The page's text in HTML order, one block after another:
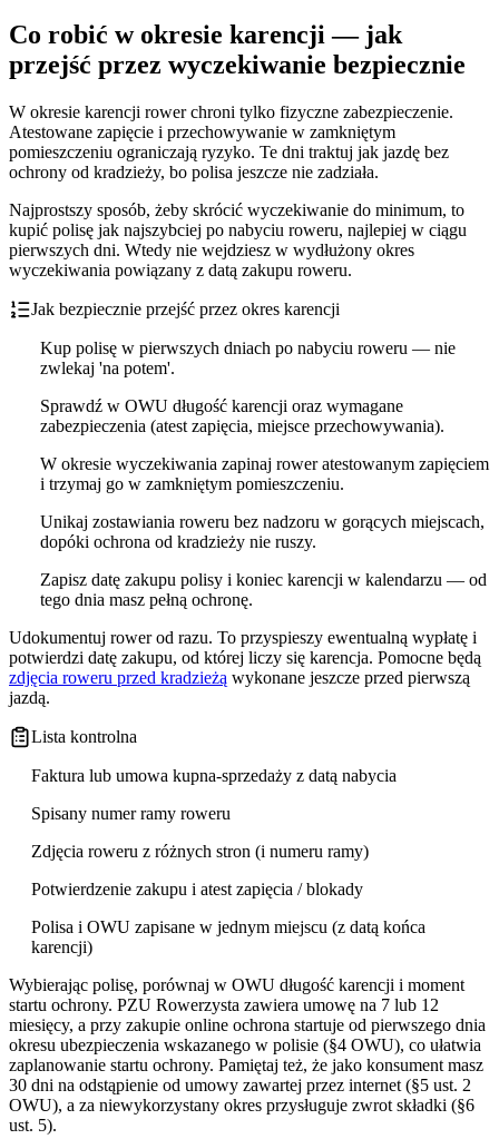
Co robić w okresie karencji — jak
przejść przez wyczekiwanie bezpiecznie
W okresie karencji rower chroni tylko fizyczne zabezpieczenie.
Atestowane zapięcie i przechowywanie w zamkniętym
pomieszczeniu ograniczają ryzyko. Te dni traktuj jak jazdę bez
ochrony od kradzieży, bo polisa jeszcze nie zadziała.
Najprostszy sposób, żeby skrócić wyczekiwanie do minimum, to
kupić polisę jak najszybciej po nabyciu roweru, najlepiej w ciągu
pierwszych dni. Wtedy nie wejdziesz w wydłużony okres
wyczekiwania powiązany z datą zakupu roweru.
Jak bezpiecznie przejść przez okres karencji
Kup polisę w pierwszych dniach po nabyciu roweru — nie
zwlekaj 'na potem'.
Sprawdź w OWU długość karencji oraz wymagane
zabezpieczenia (atest zapięcia, miejsce przechowywania).
W okresie wyczekiwania zapinaj rower atestowanym zapięciem
i trzymaj go w zamkniętym pomieszczeniu.
Unikaj zostawiania roweru bez nadzoru w gorących miejscach,
dopóki ochrona od kradzieży nie ruszy.
Zapisz datę zakupu polisy i koniec karencji w kalendarzu — od
tego dnia masz pełną ochronę.
Udokumentuj rower od razu. To przyspieszy ewentualną wypłatę i
potwierdzi datę zakupu, od której liczy się karencja. Pomocne będą
zdjęcia roweru przed kradzieżą wykonane jeszcze przed pierwszą
jazdą.
Lista kontrolna
Faktura lub umowa kupna-sprzedaży z datą nabycia
Spisany numer ramy roweru
Zdjęcia roweru z różnych stron (i numeru ramy)
Potwierdzenie zakupu i atest zapięcia / blokady
Polisa i OWU zapisane w jednym miejscu (z datą końca
karencji)
Wybierając polisę, porównaj w OWU długość karencji i moment
startu ochrony. PZU Rowerzysta zawiera umowę na 7 lub 12
miesięcy, a przy zakupie online ochrona startuje od pierwszego dnia
okresu ubezpieczenia wskazanego w polisie (§4 OWU), co ułatwia
zaplanowanie startu ochrony. Pamiętaj też, że jako konsument masz
30 dni na odstąpienie od umowy zawartej przez internet (§5 ust. 2
OWU), a za niewykorzystany okres przysługuje zwrot składki (§6
ust. 5).